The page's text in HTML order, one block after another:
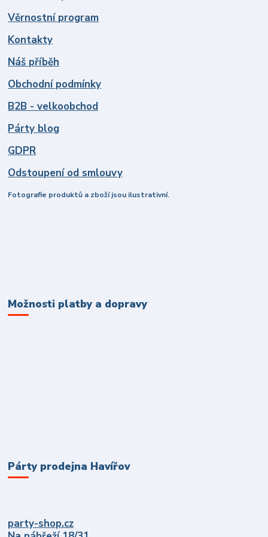
Věrnostní program
Kontakty
Náš příběh
Obchodní podmínky
B2B - velkoobchod
Párty blog
GDPR
Odstoupení od smlouvy
Fotografie produktů a zboží jsou ilustrativní.
Možnosti platby a dopravy
Párty prodejna Havířov
party-shop.cz